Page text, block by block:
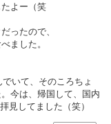
よー（笑
ったので、
ました。
いて、そのころちょ
今は、帰国して、国内
見してました（笑）